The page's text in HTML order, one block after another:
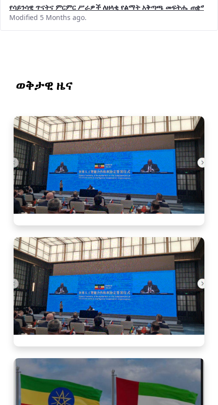
የሳይንሳዊ ጥናትና ምርምር ሥራዎች ለዘላቂ የልማት አቅጣጫ መፍትሔ ጠቋሚ
Modified 5 Months ago.
ወቅታዊ ዜና